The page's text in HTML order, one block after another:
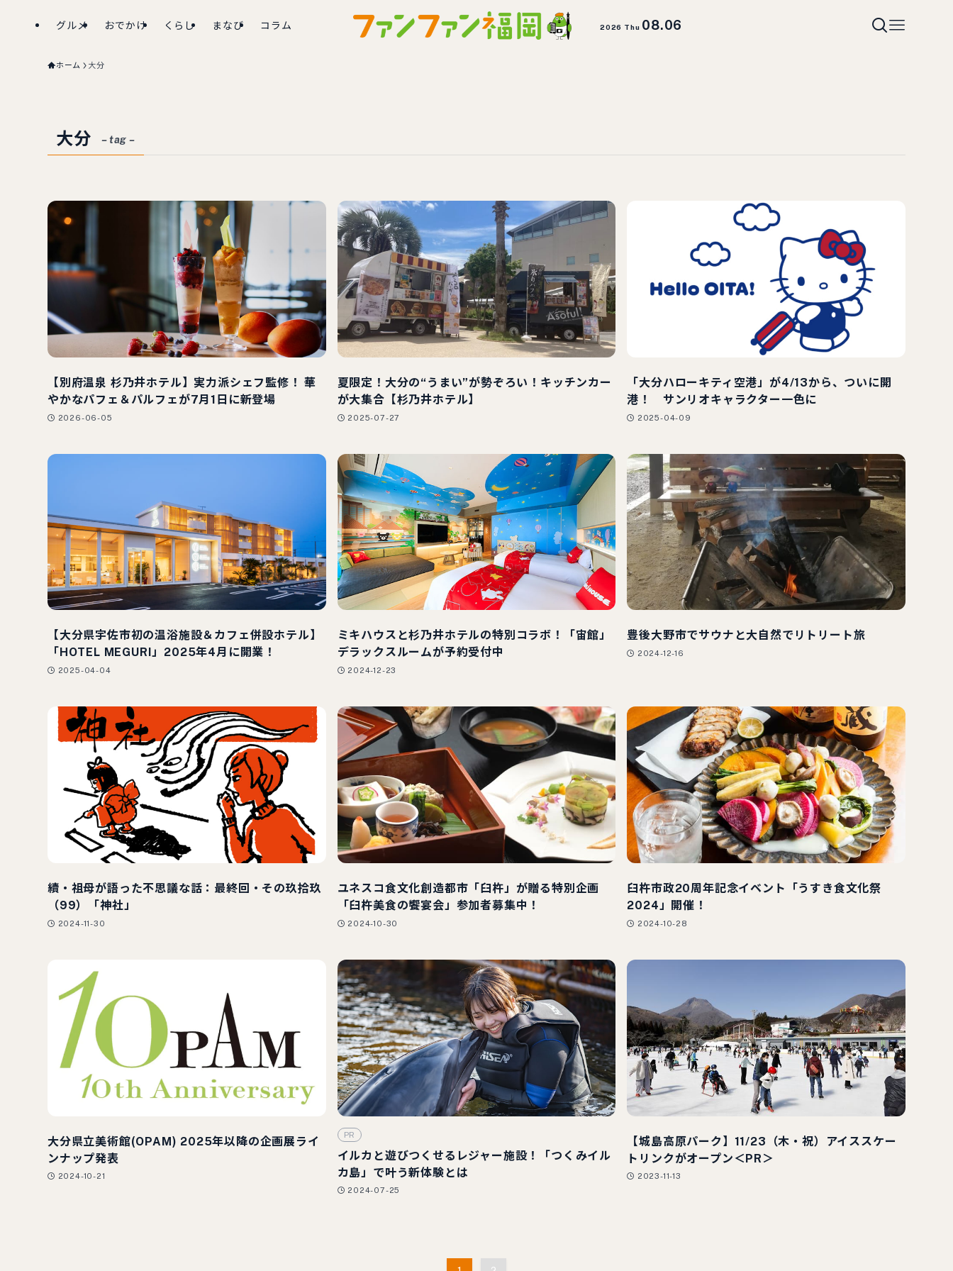
グルメ おでかけ くらし まなび コラム 2026 Thu 08.06
ホーム 大分
大分 – tag –
【別府温泉 杉乃井ホテル】実力派シェフ監修！ 華
やかなパフェ＆パルフェが7月1日に新登場
2026-06-05
夏限定！大分の“うまい”が勢ぞろい！キッチンカー
が大集合【杉乃井ホテル】
2025-07-27
「大分ハローキティ空港」が4/13から、ついに開
港！ サンリオキャラクター一色に
2025-04-09
【大分県宇佐市初の温浴施設＆カフェ併設ホテル】
「HOTEL MEGURI」2025年4月に開業！
2025-04-04
ミキハウスと杉乃井ホテルの特別コラボ！「宙館」
デラックスルームが予約受付中
2024-12-23
豊後大野市でサウナと大自然でリトリート旅
2024-12-16
續・祖母が語った不思議な話：最終回・その玖拾玖
（99）「神社」
2024-11-30
ユネスコ食文化創造都市「臼杵」が贈る特別企画
「臼杵美食の饗宴会」参加者募集中！
2024-10-30
臼杵市政20周年記念イベント「うすき食文化祭
2024」開催！
2024-10-28
大分県立美術館(OPAM) 2025年以降の企画展ライ
ンナップ発表
2024-10-21
PR
イルカと遊びつくせるレジャー施設！「つくみイル
カ島」で叶う新体験とは
2024-07-25
【城島高原パーク】11/23（木・祝）アイススケー
トリンクがオープン＜PR＞
2023-11-13